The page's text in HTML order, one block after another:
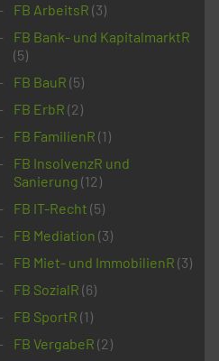
FB ArbeitsR (3)
FB Bank- und KapitalmarktR
(5)
FB BauR (5)
FB ErbR (2)
FB FamilienR (1)
FB InsolvenzR und
Sanierung (12)
FB IT-Recht (5)
FB Mediation (3)
FB Miet- und ImmobilienR (3)
FB SozialR (6)
FB SportR (1)
FB VergabeR (2)